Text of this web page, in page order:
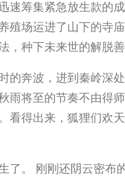
速筹集紧急放生款的
殖场运进了山下的寺
种下未来世的解脱
的奔波，进到秦岭深
雨将至的节奏不由得
看得出来，狐狸们欢
了。 刚刚还阴云密